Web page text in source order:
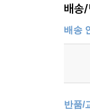
배송
배송
반품/